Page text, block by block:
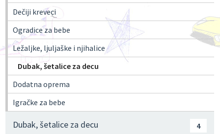
Dečiji kreveci
Ogradice za bebe
Ležaljke, ljuljaške i njihalice
Dubak, šetalice za decu
Dodatna oprema
Igračke za bebe
Dubak, šetalice za decu 4